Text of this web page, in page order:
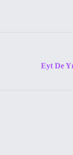
Eyt De